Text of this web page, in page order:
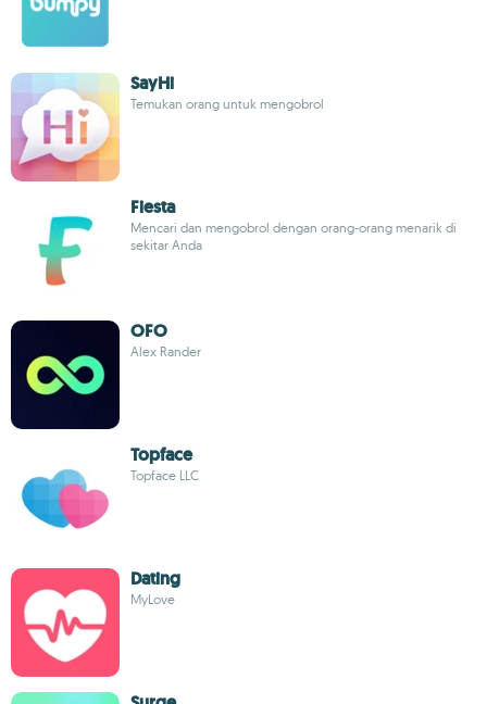
SayHi
Temukan orang untuk mengobrol
Fiesta
Mencari dan mengobrol dengan orang-orang menarik di
sekitar Anda
OFO
Alex Rander
Topface
Topface LLC
Dating
MyLove